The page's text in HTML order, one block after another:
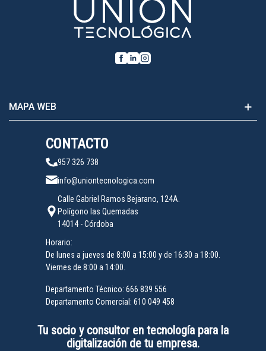
MAPA WEB
CONTACTO
957 326 738
info@uniontecnologica.com
Calle Gabriel Ramos Bejarano, 124A.
Polígono las Quemadas
14014 - Córdoba
Horario:
De lunes a jueves de 8:00 a 15:00 y de 16:30 a 18:00.
Viernes de 8:00 a 14:00.
Departamento Técnico: 666 839 556
Departamento Comercial: 610 049 458
Tu socio y consultor en tecnología para la
digitalización de tu empresa.